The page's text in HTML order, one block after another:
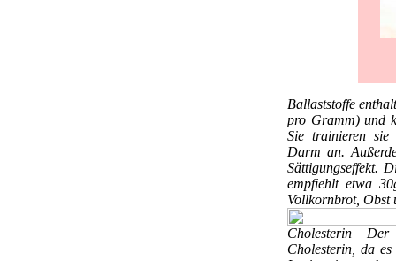
Ballaststoffe
pro Gramm) und
Sie trainieren sie
Darm an.
Sättigungseffekt.
empfiehlt etwa
Vollkornbrot, Obst
Cholesterin Der
Cholesterin, da